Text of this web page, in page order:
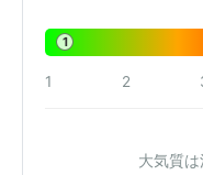
1
1 2
大気質